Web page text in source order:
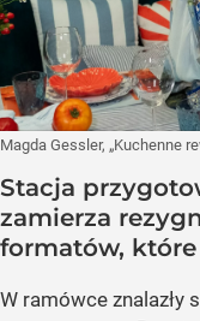
Magda Gessler, „Kuchenne
Stacja
zamierza
formatów,
W ramówce znalazły